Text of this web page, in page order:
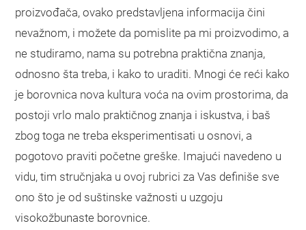
proizvođača, ovako predstavljena informacija čini
nevažnom, i možete da pomislite pa mi proizvodimo, a
ne studiramo, nama su potrebna praktična znanja,
odnosno šta treba, i kako to uraditi. Mnogi će reći kako
je borovnica nova kultura voća na ovim prostorima, da
postoji vrlo malo praktičnog znanja i iskustva, i baš
zbog toga ne treba eksperimentisati u osnovi, a
pogotovo praviti početne greške. Imajući navedeno u
vidu, tim stručnjaka u ovoj rubrici za Vas definiše sve
ono što je od suštinske važnosti u uzgoju
visokožbunaste borovnice.